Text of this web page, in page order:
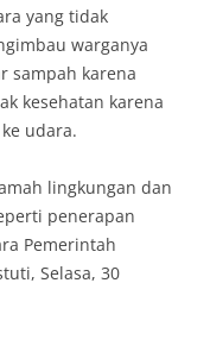
yang tidak
warganya
sampah karena
kesehatan karena
udara.
lingkungan dan
penerapan
Pemerintah
Selasa, 30